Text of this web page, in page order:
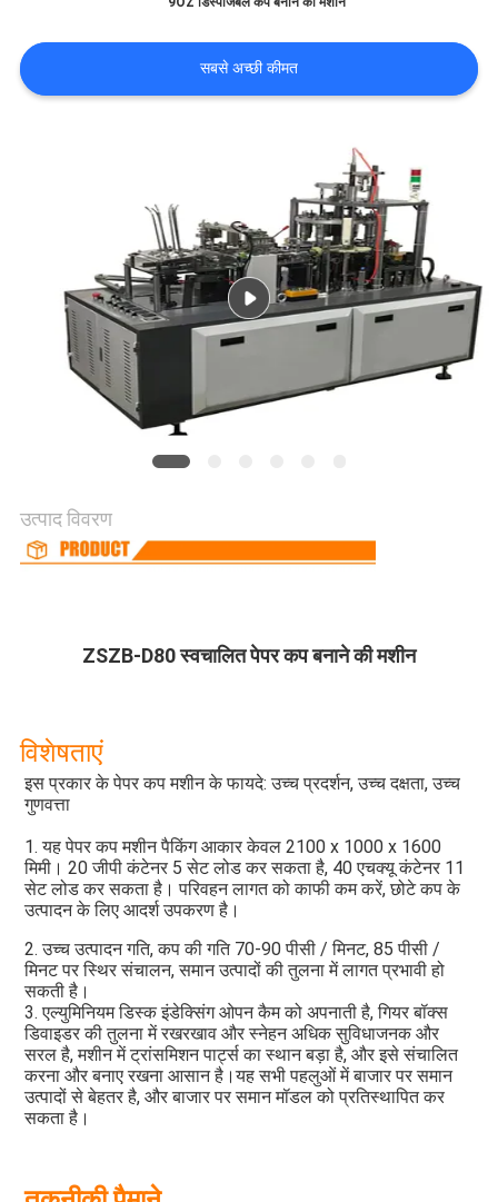
एक
उद्धरण
PRIVACY
POLICY
सबसे अच्छी कीमत
उत्पाद विवरण
ZSZB-D80स्वचालित पेपर कप बनाने की मशीन
विशेषताएं
इस प्रकार के पेपर कप मशीन के फायदे: उच्च प्रदर्शन, उच्च दक्षता, उच्च
गुणवत्ता
1. यह पेपर कप मशीन पैकिंग आकार केवल 2100 x 1000 x 1600
मिमी। 20 जीपी कंटेनर 5 सेट लोड कर सकता है, 40 एचक्यू कंटेनर 11
सेट लोड कर सकता है। परिवहन लागत को काफी कम करें, छोटे कप के
उत्पादन के लिए आदर्श उपकरण है।
2. उच्च उत्पादन गति, कप की गति 70-90 पीसी / मिनट, 85 पीसी /
मिनट पर स्थिर संचालन, समान उत्पादों की तुलना में लागत प्रभावी हो
सकती है।
3. एल्युमिनियम डिस्क इंडेक्सिंग ओपन कैम को अपनाती है, गियर बॉक्स
डिवाइडर की तुलना में रखरखाव और स्नेहन अधिक सुविधाजनक और
सरल है, मशीन में ट्रांसमिशन पार्ट्स का स्थान बड़ा है, और इसे संचालित
करना और बनाए रखना आसान है।यह सभी पहलुओं में बाजार पर समान
उत्पादों से बेहतर है, और बाजार पर समान मॉडल को प्रतिस्थापित कर
सकता है।